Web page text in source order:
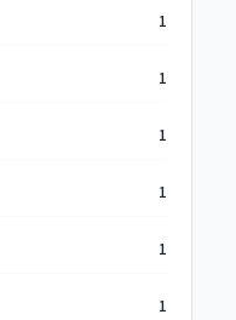
1
1
1
1
1
1